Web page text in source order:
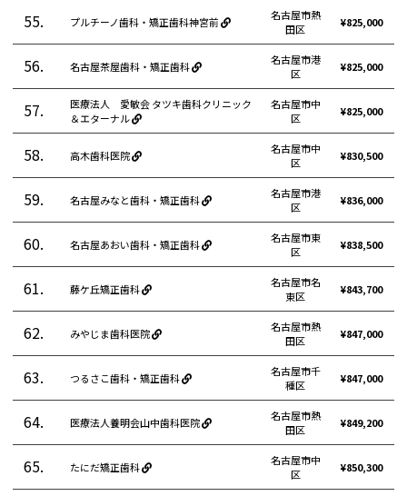
55. プルチーノ歯科・矯正歯科神宮前
名古屋市熱
田区
¥825,000
56. 名古屋茶屋歯科・矯正歯科
名古屋市港
区
¥825,000
57.
医療法人 愛敏会 タツキ歯科クリニック
＆エターナル
名古屋市中
区
¥825,000
58. 高木歯科医院
名古屋市中
区
¥830,500
59. 名古屋みなと歯科・矯正歯科
名古屋市港
区
¥836,000
60. 名古屋あおい歯科・矯正歯科
名古屋市東
区
¥838,500
61. 藤ケ丘矯正歯科
名古屋市名
東区
¥843,700
62. みやじま歯科医院
名古屋市熱
田区
¥847,000
63. つるさこ歯科・矯正歯科
名古屋市千
種区
¥847,000
64. 医療法人養明会山中歯科医院
名古屋市熱
田区
¥849,200
65. たにだ矯正歯科
名古屋市中
区
¥850,300